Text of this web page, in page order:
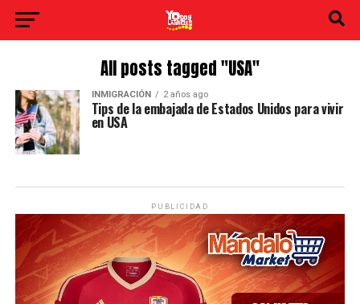
All posts tagged "USA"
INMIGRACIÓN 2 años ago
Tips de la embajada de Estados Unidos para vivir
en USA
PUBLICIDAD